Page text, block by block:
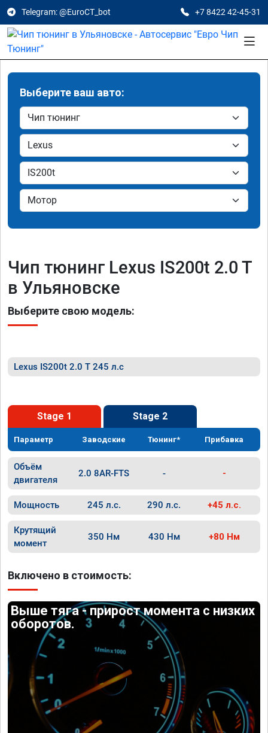
Telegram: @EuroCT_bot +7 8422 42-45-31
Выберите ваш авто:
Чип тюнинг Lexus IS200t 2.0 T
в Ульяновске
Выберите свою модель:
Lexus IS200t 2.0 T 245 л.с
Stage 1 Stage 2
Параметр Заводские Тюнинг* Прибавка
Объём
двигателя
2.0 8AR-FTS - -
Мощность 245 л.с. 290 л.с. +45 л.с.
Крутящий
момент
350 Нм 430 Нм +80 Нм
Включено в стоимость:
Выше тяга - прирост момента с низких
оборотов.